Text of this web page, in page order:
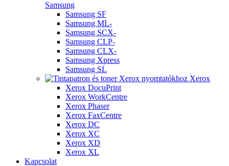
Samsung
Samsung SF
Samsung ML-
Samsung SCX-
Samsung CLP-
Samsung CLX-
Samsung Xpress
Samsung SL
Xerox
Xerox DocuPrint
Xerox WorkCentre
Xerox Phaser
Xerox FaxCentre
Xerox DC
Xerox XC
Xerox XD
Xerox XL
Kapcsolat